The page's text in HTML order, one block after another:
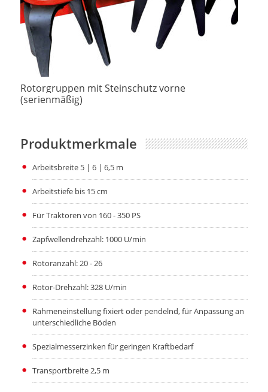
Rotorgruppen mit Steinschutz vorne
(serienmäßig)
Produktmerkmale
Arbeitsbreite 5 | 6 | 6,5 m
Arbeitstiefe bis 15 cm
Für Traktoren von 160 - 350 PS
Zapfwellendrehzahl: 1000 U/min
Rotoranzahl: 20 - 26
Rotor-Drehzahl: 328 U/min
Rahmeneinstellung fixiert oder pendelnd, für Anpassung an
unterschiedliche Böden
Spezialmesserzinken für geringen Kraftbedarf
Transportbreite 2,5 m